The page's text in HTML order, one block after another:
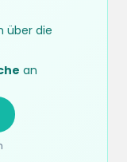
über die
an